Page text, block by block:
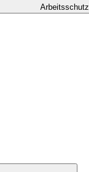
Arbeitsschutz